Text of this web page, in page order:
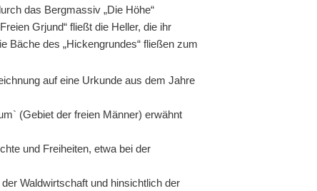
das Bergmassiv „Die Höhe“
Grjund“ fließt die Heller, die ihr
Bäche des „Hickengrundes“ fließen zum
auf eine Urkunde aus dem Jahre
(Gebiet der freien Männer) erwähnt
und Freiheiten, etwa bei der
Waldwirtschaft und hinsichtlich der